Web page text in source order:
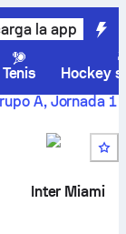
la app
Tenis
Hockey
A, Jornada 1
H2H,
Inter Miami